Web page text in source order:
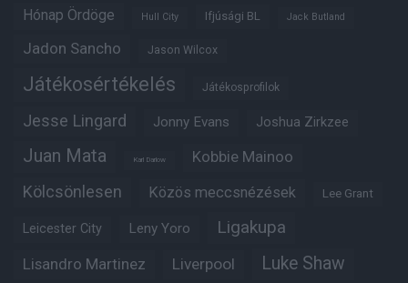
Hónap Ördöge Hull City Ifjúsági BL Jack Butland
Jadon Sancho Jason Wilcox
Játékosértékelés Játékosprofilok
Jesse Lingard Jonny Evans Joshua Zirkzee
Juan Mata Karl Darlow Kobbie Mainoo
Kölcsönlesen Közös meccsnézések Lee Grant
Leicester City Leny Yoro Ligakupa
Lisandro Martinez Liverpool Luke Shaw